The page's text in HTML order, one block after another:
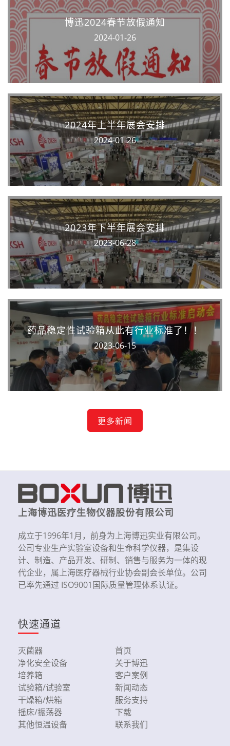
博迅2024春节放假通知
2024-01-26
2024年上半年展会安排
2024-01-26
2023年下半年展会安排
2023-06-28
药品稳定性试验箱从此有行业标准了！！
2023-06-15
更多新闻
上海博迅医疗生物仪器股份有限公司
成立于1996年1月，前身为上海博迅实业有限公司。
公司专业生产实验室设备和生命科学仪器，是集设
计、制造、产品开发、研制、销售与服务为一体的现
代企业，属上海医疗器械行业协会副会长单位。公司
已率先通过 ISO9001国际质量管理体系认证。
快速通道
灭菌器
净化安全设备
培养箱
试验箱/试验室
干燥箱/烘箱
摇床/振荡器
其他恒温设备
首页
关于博迅
客户案例
新闻动态
服务支持
下载
联系我们